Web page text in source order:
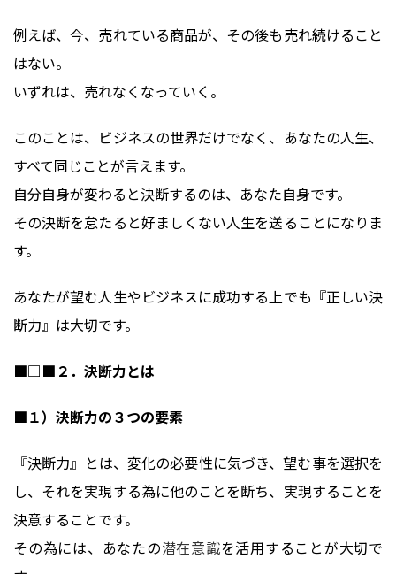
例えば、今、売れている商品が、その後も売れ続けること
はない。
いずれは、売れなくなっていく。
このことは、ビジネスの世界だけでなく、あなたの人生、
すべて同じことが言えます。
自分自身が変わると決断するのは、あなた自身です。
その決断を怠たると好ましくない人生を送ることになりま
す。
あなたが望む人生やビジネスに成功する上でも『正しい決
断力』は大切です。
■□■２．決断力とは
■１）決断力の３つの要素
『決断力』とは、変化の必要性に気づき、望む事を選択を
し、それを実現する為に他のことを断ち、実現することを
決意することです。
その為には、あなたの潜在意識を活用することが大切で